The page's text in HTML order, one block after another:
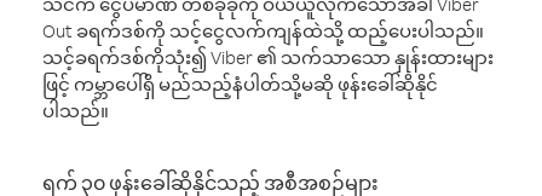
Out ခရက်ဒစ်ကို သင့်ငွေလက်ကျန်ထဲသို့ ထည့်ပေးပါသည်။
သင့်ခရက်ဒစ်ကိုသုံး၍ Viber ၏ သက်သာသော နှုန်းထားများ
ဖြင့် ကမ္ဘာပေါ်ရှိ မည်သည့်နံပါတ်သို့မဆို ဖုန်းခေါ်ဆိုနိုင်
ပါသည်။
ရက် ၃၀ ဖုန်းခေါ်ဆိုနိုင်သည့် အစီအစဉ်များ